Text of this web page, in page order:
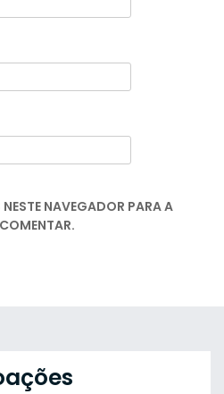
NAVEGADOR PARA A